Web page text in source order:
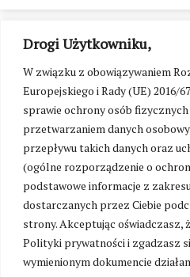
Drogi Użytkowniku,
W związku z obowiązywaniem
Europejskiego i Rady (UE) 2016/
sprawie ochrony osób
przetwarzaniem danych
przepływu takich danych oraz
(ogólne rozporządzenie o
podstawowe informacje z
dostarczanych przez Ciebie
strony. Akceptując oświadczasz,
Polityki prywatności i zgadzasz
wymienionym dokumencie
Zmień